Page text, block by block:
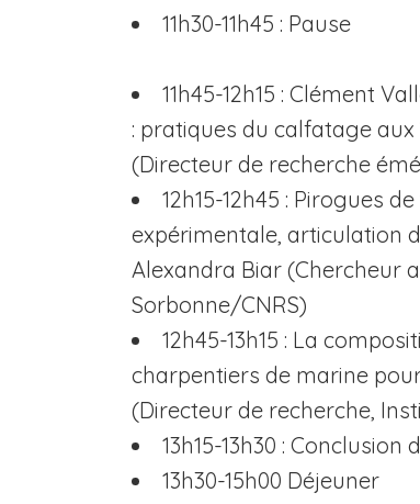
11h30-11h45 : Pause
11h45-12h15 : Clément
: pratiques du calfatage aux
(Directeur de recherche
12h15-12h45 : Pirogues
expérimentale, articulation
Alexandra Biar (Chercheur
Sorbonne/CNRS)
12h45-13h15 : La
charpentiers de marine
(Directeur de recherche,
13h15-13h30 : Conclusion
13h30-15h00 Déjeuner